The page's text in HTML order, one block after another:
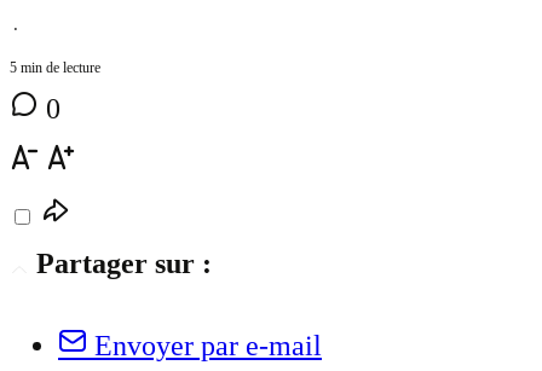
⋅
5 min de lecture
0
Partager sur :
Envoyer par e-mail